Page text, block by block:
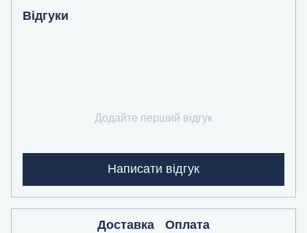
Відгуки
Додайте перший відгук
Написати відгук
Доставка Оплата